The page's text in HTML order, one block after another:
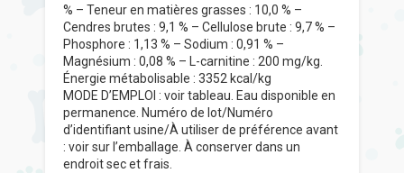
% – Teneur en matières grasses : 10,0 % –
Cendres brutes : 9,1 % – Cellulose brute : 9,7 % –
Phosphore : 1,13 % – Sodium : 0,91 % –
Magnésium : 0,08 % – L-carnitine : 200 mg/kg.
Énergie métabolisable : 3352 kcal/kg
MODE D’EMPLOI : voir tableau. Eau disponible en
permanence. Numéro de lot/Numéro
d’identifiant usine/À utiliser de préférence avant
: voir sur l’emballage. À conserver dans un
endroit sec et frais.